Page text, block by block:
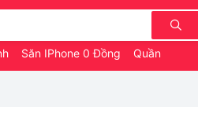
Săn IPhone 0 Đồng Quần Jean